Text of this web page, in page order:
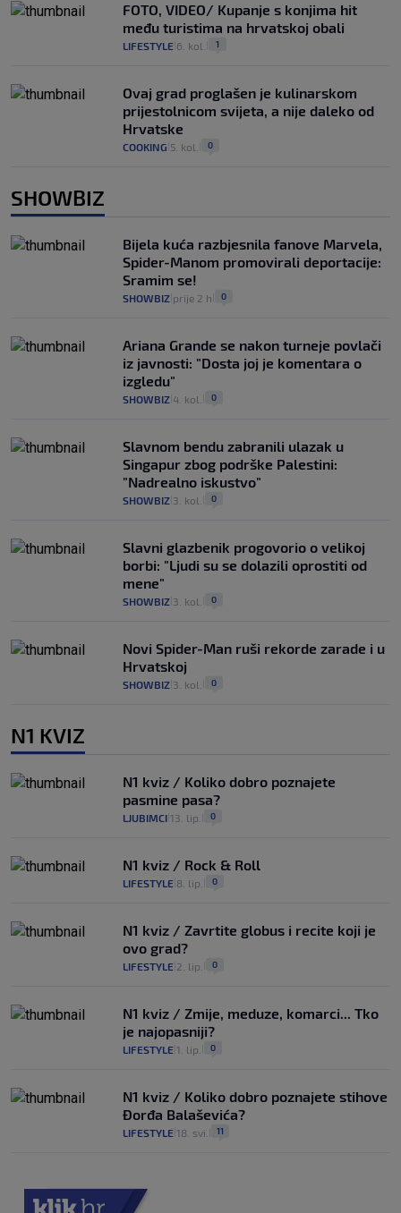
FOTO, VIDEO/ Kupanje s konjima hit
među turistima na hrvatskoj obali
LIFESTYLE 6. kol. 1
Ovaj grad proglašen je kulinarskom
prijestolnicom svijeta, a nije daleko od
Hrvatske
COOKING 5. kol. 0
SHOWBIZ
Bijela kuća razbjesnila fanove Marvela,
Spider-Manom promovirali deportacije:
Sramim se!
SHOWBIZ prije 2 h 0
Ariana Grande se nakon turneje povlači
iz javnosti: "Dosta joj je komentara o
izgledu"
SHOWBIZ 4. kol. 0
Slavnom bendu zabranili ulazak u
Singapur zbog podrške Palestini:
"Nadrealno iskustvo"
SHOWBIZ 3. kol. 0
Slavni glazbenik progovorio o velikoj
borbi: "Ljudi su se dolazili oprostiti od
mene"
SHOWBIZ 3. kol. 0
Novi Spider-Man ruši rekorde zarade i u
Hrvatskoj
SHOWBIZ 3. kol. 0
N1 KVIZ
N1 kviz / Koliko dobro poznajete
pasmine pasa?
LJUBIMCI 13. lip. 0
N1 kviz / Rock & Roll
LIFESTYLE 8. lip. 0
N1 kviz / Zavrtite globus i recite koji je
ovo grad?
LIFESTYLE 2. lip. 0
N1 kviz / Zmije, meduze, komarci... Tko
je najopasniji?
LIFESTYLE 1. lip. 0
N1 kviz / Koliko dobro poznajete stihove
Đorđa Balaševića?
LIFESTYLE 18. svi. 11